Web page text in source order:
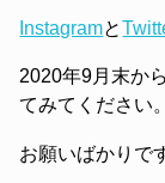
Instagramと
2020年9月末から
てみてください。
お願いばかりで